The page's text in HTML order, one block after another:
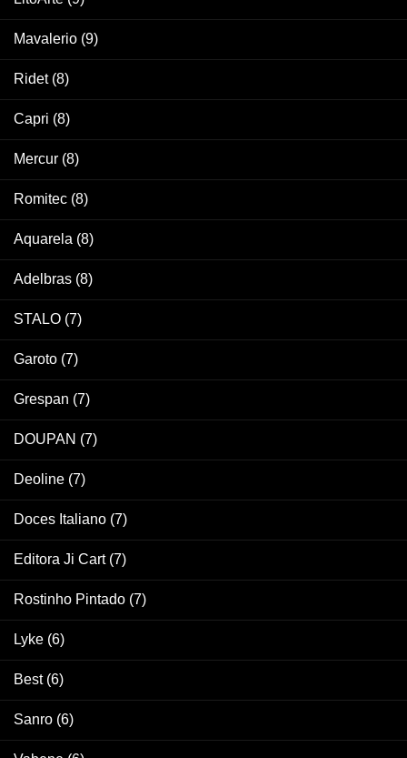
Mavalerio (9)
Ridet (8)
Capri (8)
Mercur (8)
Romitec (8)
Aquarela (8)
Adelbras (8)
STALO (7)
Garoto (7)
Grespan (7)
DOUPAN (7)
Deoline (7)
Doces Italiano (7)
Editora Ji Cart (7)
Rostinho Pintado (7)
Lyke (6)
Best (6)
Sanro (6)